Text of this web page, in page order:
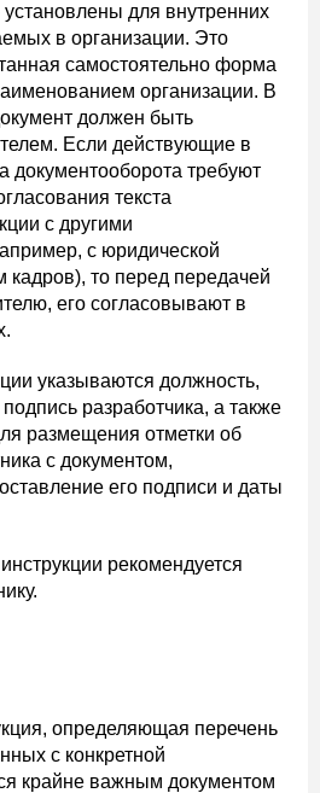
для внутренних
в организации. Это
самостоятельно форма
организации. В
должен быть
Если действующие в
документооборота требуют
текста
с другими
с юридической
кадров), то перед передачей
его согласовывают в
указываются должность,
разработчика, а также
размещения отметки об
с документом,
его подписи и даты
рекомендуется
определяющая перечень
с конкретной
крайне важным документом